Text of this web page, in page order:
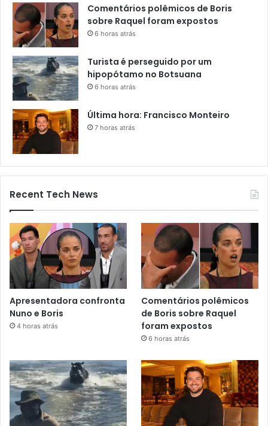
Comentários polêmicos de Boris
sobre Raquel foram expostos
6 horas atrás
Turista é perseguido por um
hipopótamo no Botsuana
6 horas atrás
Última hora: Francisco Monteiro
7 horas atrás
Recent Tech News
Apresentadora confronta
Nuno e Boris
4 horas atrás
Comentários polêmicos
de Boris sobre Raquel
foram expostos
6 horas atrás